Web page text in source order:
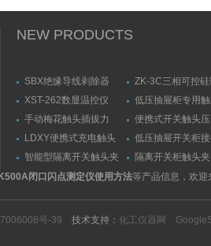
NEW PRODUCTS
SBX绝缘导线剥除器
ZK-3C三相可控
触发器
XST-262数显温控仪
低压抽屉柜专用
力测量仪套装
手动梅花触头插拔力
（推拉力）测量仪
便携式开关触头
（夹紧力）测量仪
LDXY便携式充电触头
（指）夹紧力测量仪
低压抽屉开关柜
触头（夹紧力）
智能型隔离开关触头夹
紧力测试仪
隔离开关柜触头
测试仪/精度传感
闭口闪点测定仪使用方法等产品信息，欢迎
号-39 技术支持： 化工仪器网